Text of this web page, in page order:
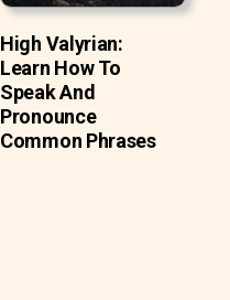
High Valyrian:
Learn How To
Speak And
Pronounce
Common Phrases